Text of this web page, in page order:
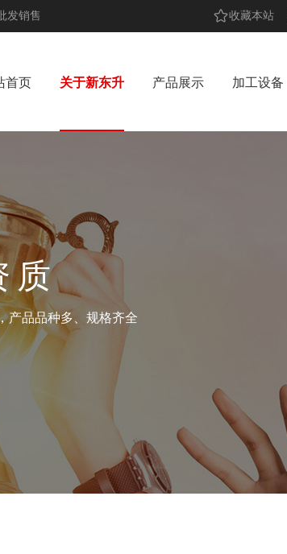
发销售 收藏本站
首页 关于新东升 产品展示 加工设备
质
产品品种多、规格齐全